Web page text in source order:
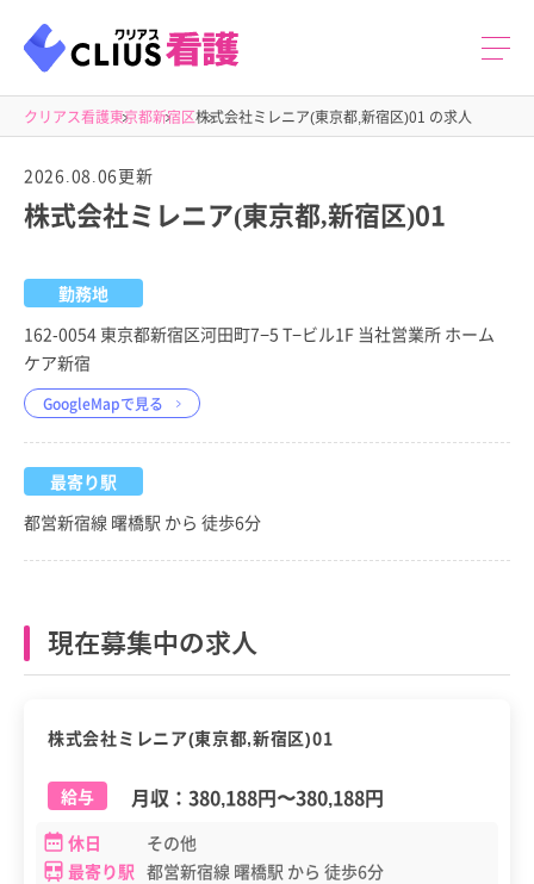
クリアス看護東京都新宿区株式会社ミレニア(東京都,新宿区)01 の求人
2026.08.06更新
株式会社ミレニア(東京都,新宿区)01
勤務地
162-0054 東京都新宿区河田町7−5 T−ビル1F 当社営業所 ホーム
ケア新宿
GoogleMapで見る
最寄り駅
都営新宿線 曙橋駅 から 徒歩6分
現在募集中の求人
株式会社ミレニア(東京都,新宿区)01
給与 月収： 380,188円〜380,188円
休日
その他
最寄り駅 都営新宿線 曙橋駅 から 徒歩6分